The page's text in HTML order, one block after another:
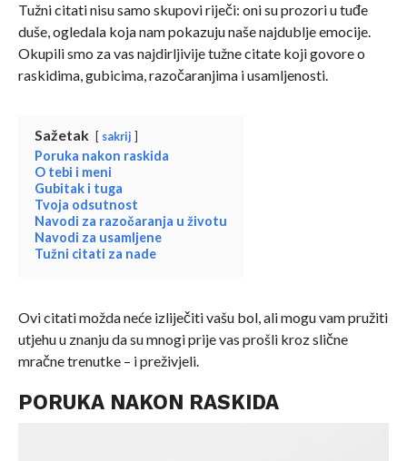
Tužni citati nisu samo skupovi riječi: oni su prozori u tuđe
duše, ogledala koja nam pokazuju naše najdublje emocije.
Okupili smo za vas najdirljivije tužne citate koji govore o
raskidima, gubicima, razočaranjima i usamljenosti.
Sažetak sakrij
Poruka nakon raskida
O tebi i meni
Gubitak i tuga
Tvoja odsutnost
Navodi za razočaranja u životu
Navodi za usamljene
Tužni citati za nade
Ovi citati možda neće izliječiti vašu bol, ali mogu vam pružiti
utjehu u znanju da su mnogi prije vas prošli kroz slične
mračne trenutke – i preživjeli.
PORUKA NAKON RASKIDA